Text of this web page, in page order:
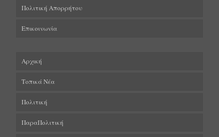
Πολιτική Απορρήτου
Επικοινωνία
Αρχική
Τοπικά Νέα
Πολιτική
ΠαραΠολιτική